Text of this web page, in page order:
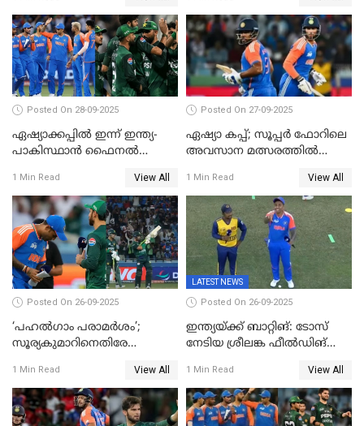
വിജയലക്ഷ്യം, കുൽദീപിന് 4
വിക്കറ്റ്
Posted On 28-09-2025
ഏഷ്യാക്കപ്പില്‍ ഇന്ന് ഇന്ത്യ-
പാകിസ്ഥാന്‍ ഫൈനല്‍
1 Min Read View All
Posted On 27-09-2025
ഏഷ്യാ കപ്പ്; സൂപ്പർ ഫോറിലെ
അവസാന മത്സരത്തിൽ
1 Min Read View All
Posted On 26-09-2025
‘പഹൽഗാം പരാമർശം’;
സൂര്യകുമാറിനെതിരേ
ഹാരിസ് റൗഫിനും പിഴ ശിക്ഷ
1 Min Read View All
LATEST NEWS
Posted On 26-09-2025
ഇന്ത്യയ്ക്ക് ബാറ്റിങ്: ടോസ്
നേടിയ ശ്രീലങ്ക ഫീൽഡിങ്
1 Min Read View All